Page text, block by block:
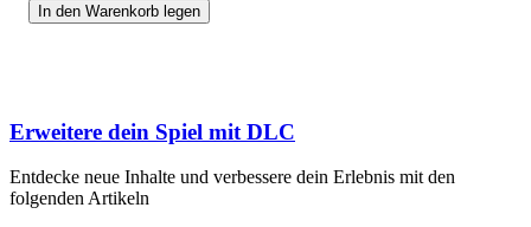
In den Warenkorb legen
Erweitere dein Spiel mit DLC
Entdecke neue Inhalte und verbessere dein Erlebnis mit den
folgenden Artikeln